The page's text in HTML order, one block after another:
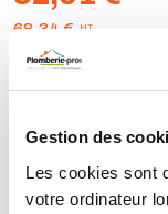
Gestion des
Les cookies sont
votre ordinateur
68,34 € HT
Retours et
En savoir